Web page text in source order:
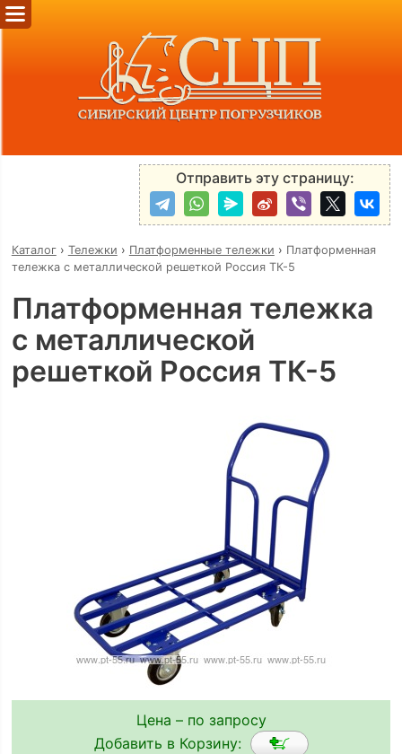
Отправить эту страницу:
Каталог› Тележки › Платформенные тележки › Платформенная
тележка с металлической решеткой Россия ТК-5
Платформенная тележка
с металлической
решеткой Россия ТК-5
Цена – по запросу
Добавить в Корзину: